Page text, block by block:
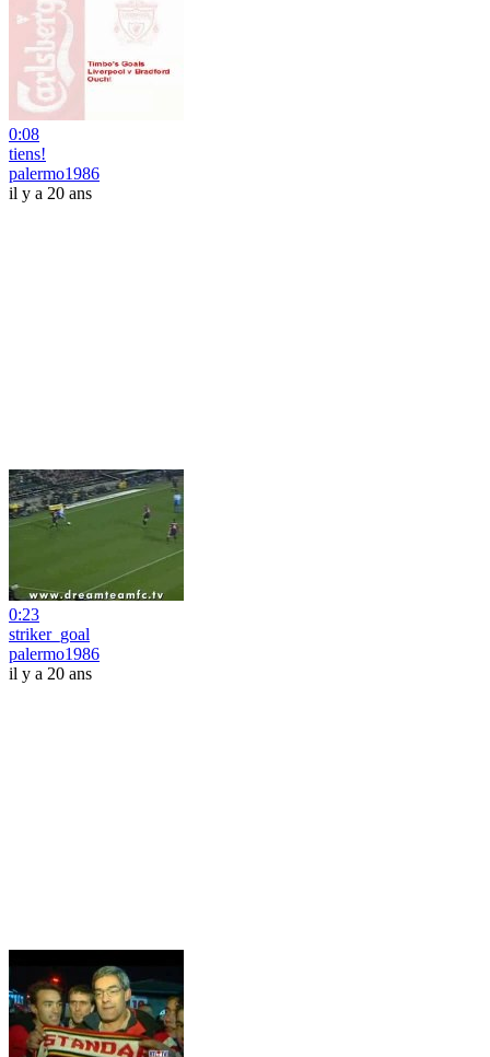
0:08
tiens!
palermo1986
il y a 20 ans
0:23
striker_goal
palermo1986
il y a 20 ans